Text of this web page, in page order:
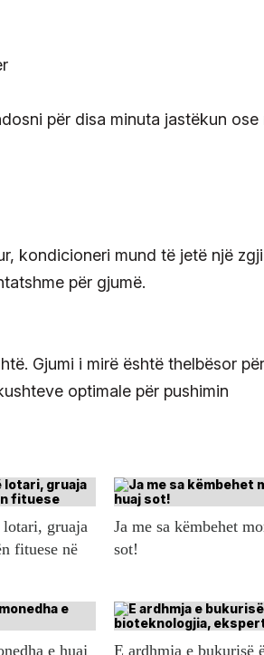
për disa minuta jastëkun ose
kondicioneri mund të jetë një
për gjumë.
Gjumi i mirë është thelbësor
optimale për pushimin
gruaja
fituese në
Ja me sa këmbehet
sot!
e huaj E ardhmja e bukurisë